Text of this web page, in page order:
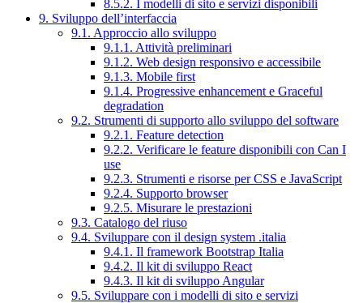
8.5.2. I modelli di sito e servizi disponibili
9. Sviluppo dell’interfaccia
9.1. Approccio allo sviluppo
9.1.1. Attività preliminari
9.1.2. Web design responsivo e accessibile
9.1.3. Mobile first
9.1.4. Progressive enhancement e Graceful
degradation
9.2. Strumenti di supporto allo sviluppo del software
9.2.1. Feature detection
9.2.2. Verificare le feature disponibili con Can I
use
9.2.3. Strumenti e risorse per CSS e JavaScript
9.2.4. Supporto browser
9.2.5. Misurare le prestazioni
9.3. Catalogo del riuso
9.4. Sviluppare con il design system .italia
9.4.1. Il framework Bootstrap Italia
9.4.2. Il kit di sviluppo React
9.4.3. Il kit di sviluppo Angular
9.5. Sviluppare con i modelli di sito e servizi